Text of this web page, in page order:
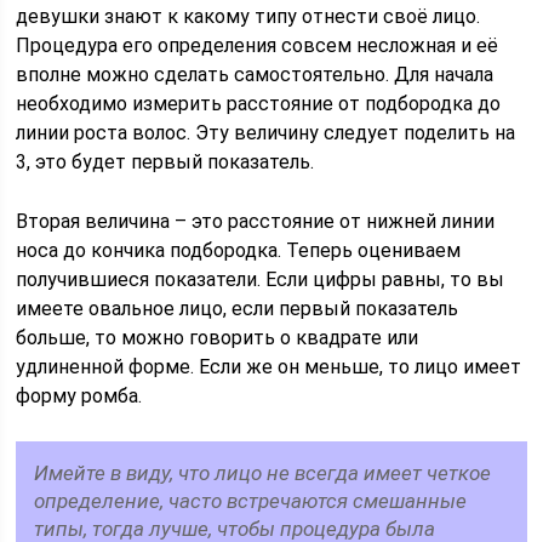
девушки знают к какому типу отнести своё лицо.
Процедура его определения совсем несложная и её
вполне можно сделать самостоятельно. Для начала
необходимо измерить расстояние от подбородка до
линии роста волос. Эту величину следует поделить на
3, это будет первый показатель.
Вторая величина – это расстояние от нижней линии
носа до кончика подбородка. Теперь оцениваем
получившиеся показатели. Если цифры равны, то вы
имеете овальное лицо, если первый показатель
больше, то можно говорить о квадрате или
удлиненной форме. Если же он меньше, то лицо имеет
форму ромба.
Имейте в виду, что лицо не всегда имеет четкое
определение, часто встречаются смешанные
типы, тогда лучше, чтобы процедура была